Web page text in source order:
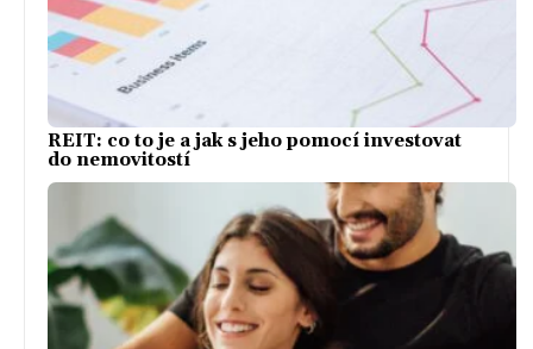
REIT: co to je a jak s jeho pomocí investovat
do nemovitostí